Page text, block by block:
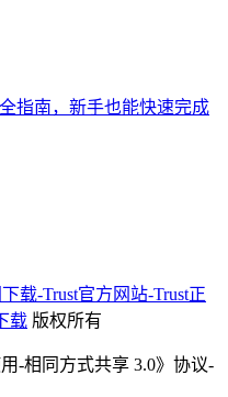
指南，新手也能快速完成
载-Trust官方网站-Trust正
载 版权所有
-相同方式共享 3.0》协议-